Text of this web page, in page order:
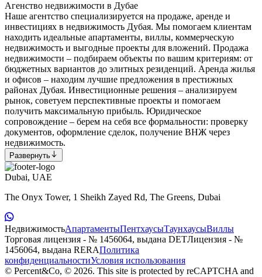
Агенство недвижимости в Дубае
Наше агентство специализируется на продаже, аренде и
инвестициях в недвижимость Дубая. Мы помогаем клиентам
находить идеальные апартаменты, виллы, коммерческую
недвижимость и выгодные проекты для вложений. Продажа
недвижимости – подбираем объекты по вашим критериям: от
бюджетных вариантов до элитных резиденций. Аренда жилья
и офисов – находим лучшие предложения в престижных
районах Дубая. Инвестиционные решения – анализируем
рынок, советуем перспективные проекты и помогаем
получить максимальную прибыль. Юридическое
сопровождение – берем на себя все формальности: проверку
документов, оформление сделок, получение ВНЖ через
недвижимость.
Развернуть
Dubai, UAE
The Onyx Tower, 1 Sheikh Zayed Rd, The Greens, Dubai
НедвижимостьАпартаментыПентхаусыТаунхаусыВиллы
Торговая лицензия - № 1456064, выдана DETЛицензия - №
1456064, выдана RERAПолитика
конфиденциальностиУсловия использования
© Percent&Co, © 2026. This site is protected by reCAPTCHA and